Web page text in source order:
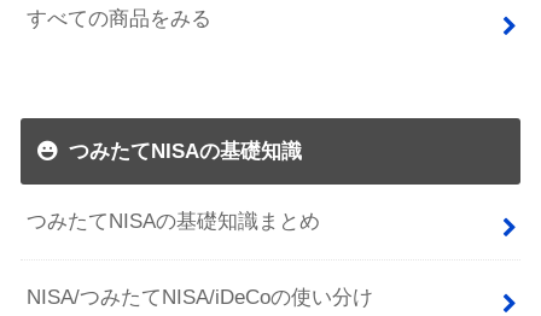
すべての商品をみる
つみたてNISAの基礎知識
つみたてNISAの基礎知識まとめ
NISA/つみたてNISA/iDeCoの使い分け